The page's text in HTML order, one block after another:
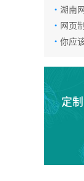
· 湖南
· 网页
· 你应
定